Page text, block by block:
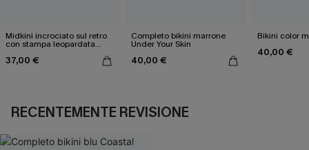
Midkini incrociato sul retro
con stampa leopardata
37,00 €
Completo bikini marrone
Under Your Skin
40,00 €
Bikini color
40,00 €
RECENTEMENTE REVISIONE